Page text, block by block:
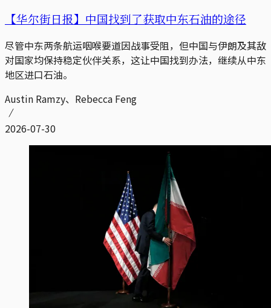
【华尔街日报】中国找到了获取中东石油的途径
尽管中东两条航运咽喉要道因战事受阻，但中国与伊朗及其敌
对国家均保持稳定伙伴关系，这让中国找到办法，继续从中东
地区进口石油。
Austin Ramzy、Rebecca Feng
2026-07-30